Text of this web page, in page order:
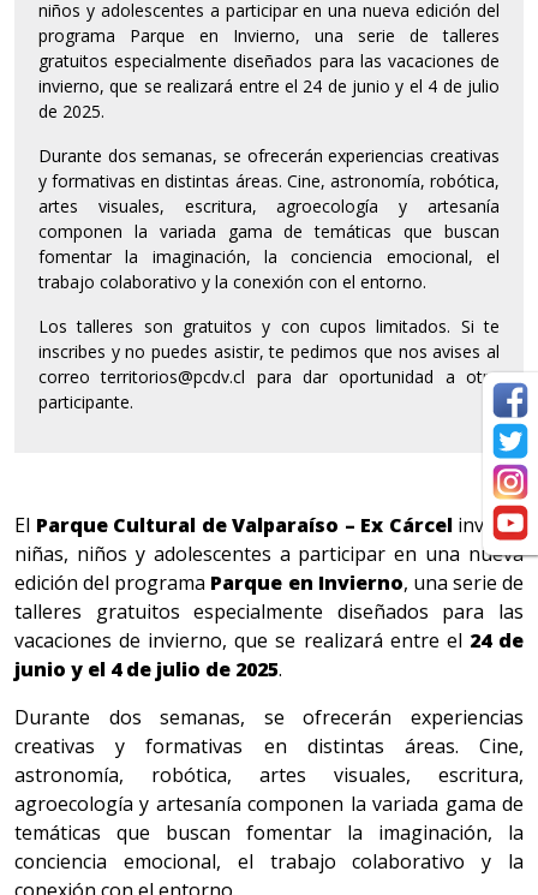
niños y adolescentes a participar en una nueva edición del
programa Parque en Invierno, una serie de talleres
gratuitos especialmente diseñados para las vacaciones de
invierno, que se realizará entre el 24 de junio y el 4 de julio
de 2025.
Durante dos semanas, se ofrecerán experiencias creativas
y formativas en distintas áreas. Cine, astronomía, robótica,
artes visuales, escritura, agroecología y artesanía
componen la variada gama de temáticas que buscan
fomentar la imaginación, la conciencia emocional, el
trabajo colaborativo y la conexión con el entorno.
Los talleres son gratuitos y con cupos limitados. Si te
inscribes y no puedes asistir, te pedimos que nos avises al
correo territorios@pcdv.cl para dar oportunidad a otro
participante.
El Parque Cultural de Valparaíso – Ex Cárcelinvita a
niñas, niños y adolescentes a participar en una nueva
edición del programa Parque en Invierno, una serie de
talleres gratuitos especialmente diseñados para las
vacaciones de invierno, que se realizará entre el 24 de
junio y el 4 de julio de 2025.
Durante dos semanas, se ofrecerán experiencias
creativas y formativas en distintas áreas. Cine,
astronomía, robótica, artes visuales, escritura,
agroecología y artesanía componen la variada gama de
temáticas que buscan fomentar la imaginación, la
conciencia emocional, el trabajo colaborativo y la